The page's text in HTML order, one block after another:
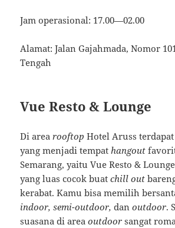
Jam operasional: 17.00—02.00
Alamat: Jalan Gajahmada, Nomor
Tengah
Vue Resto & Lounge
Di arearooftop Hotel Aruss
yang menjadi tempat hangout
Semarang, yaitu Vue Resto &
yang luas cocok buatchill out
kerabat. Kamu bisa memilih
indoor, semi-outdoor, danoutdoor.
suasana di areaoutdoor sangat